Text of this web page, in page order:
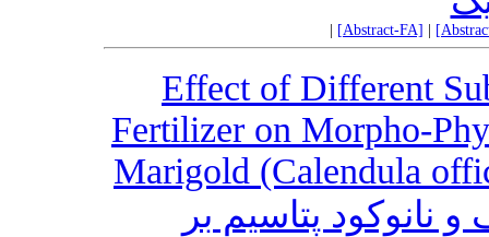
[Abstract-FA]
Effect of Different
Fertilizer on Morpho-
Marigold (Calendula
نانوکود پتاسیم بر